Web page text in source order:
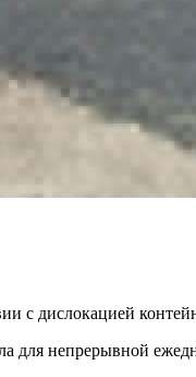
с дислокацией
для непрерывной